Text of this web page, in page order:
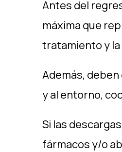
Antes del
máxima que
tratamiento y la
Además,
y al entorno,
Si las
fármacos y/o